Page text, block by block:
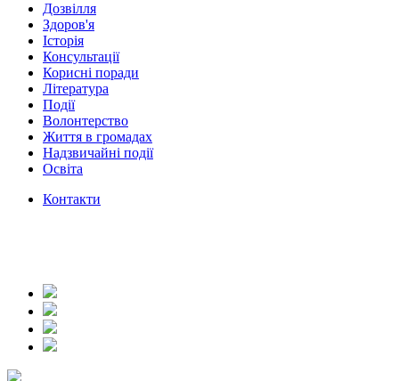
Дозвілля
Здоров'я
Історія
Консультації
Корисні поради
Література
Події
Волонтерство
Життя в громадах
Надзвичайні події
Освіта
Контакти